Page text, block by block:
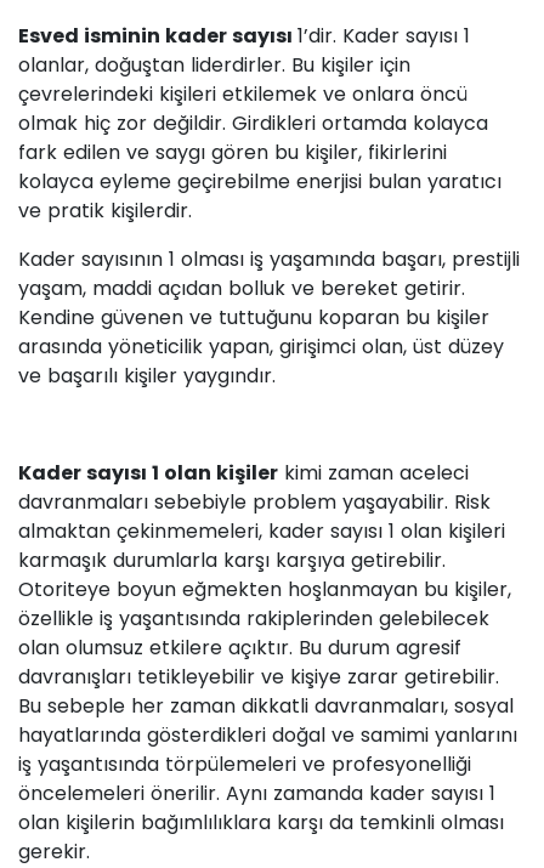
Esved isminin kader sayısı 1’dir. Kader sayısı 1
olanlar, doğuştan liderdirler. Bu kişiler için
çevrelerindeki kişileri etkilemek ve onlara öncü
olmak hiç zor değildir. Girdikleri ortamda kolayca
fark edilen ve saygı gören bu kişiler, fikirlerini
kolayca eyleme geçirebilme enerjisi bulan yaratıcı
ve pratik kişilerdir.
Kader sayısının 1 olması iş yaşamında başarı, prestijli
yaşam, maddi açıdan bolluk ve bereket getirir.
Kendine güvenen ve tuttuğunu koparan bu kişiler
arasında yöneticilik yapan, girişimci olan, üst düzey
ve başarılı kişiler yaygındır.
Kader sayısı 1 olan kişiler kimi zaman aceleci
davranmaları sebebiyle problem yaşayabilir. Risk
almaktan çekinmemeleri, kader sayısı 1 olan kişileri
karmaşık durumlarla karşı karşıya getirebilir.
Otoriteye boyun eğmekten hoşlanmayan bu kişiler,
özellikle iş yaşantısında rakiplerinden gelebilecek
olan olumsuz etkilere açıktır. Bu durum agresif
davranışları tetikleyebilir ve kişiye zarar getirebilir.
Bu sebeple her zaman dikkatli davranmaları, sosyal
hayatlarında gösterdikleri doğal ve samimi yanlarını
iş yaşantısında törpülemeleri ve profesyonelliği
öncelemeleri önerilir. Aynı zamanda kader sayısı 1
olan kişilerin bağımlılıklara karşı da temkinli olması
gerekir.